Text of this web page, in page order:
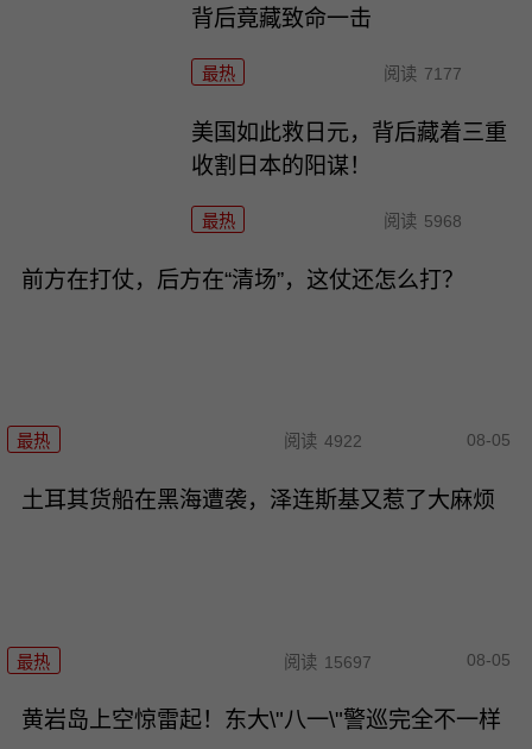
背后竟藏致命一击
最热 阅读 7177
美国如此救日元，背后藏着三重
收割日本的阳谋！
最热 阅读 5968
前方在打仗，后方在“清场”，这仗还怎么打？
最热 阅读 4922 08-05
土耳其货船在黑海遭袭，泽连斯基又惹了大麻烦
最热 阅读 15697 08-05
黄岩岛上空惊雷起！东大\"八一\"警巡完全不一样